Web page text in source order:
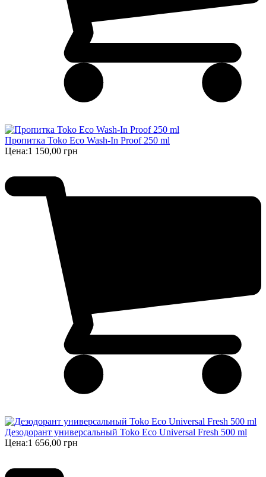
Пропитка Toko Eco Wash-In Proof 250 ml
Цена:1 150,00 грн
Дезодорант универсальный Toko Eco Universal Fresh 500 ml
Цена:1 656,00 грн